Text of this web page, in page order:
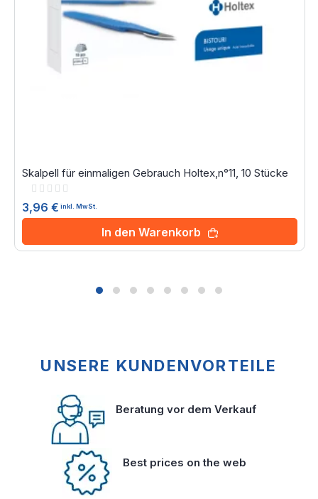
Skalpell für einmaligen Gebrauch Holtex,n°11, 10 Stücke
Rating:
3,96 € inkl. MwSt.
In den Warenkorb
UNSERE KUNDENVORTEILE
Beratung vor dem Verkauf
Best prices on the web